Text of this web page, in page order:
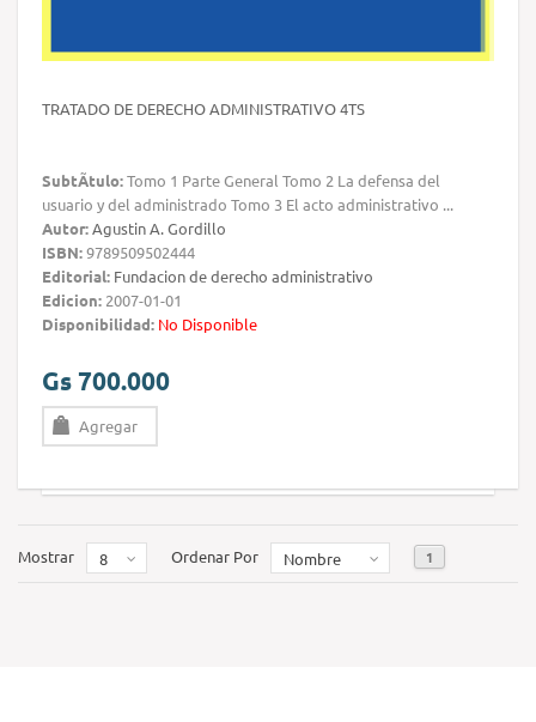
TRATADO DE DERECHO ADMINISTRATIVO 4TS
SubtÃ­tulo:Tomo 1 Parte General Tomo 2 La defensa del
usuario y del administrado Tomo 3 El acto administrativo ...
Autor:Agustin A. Gordillo
ISBN:9789509502444
Editorial: Fundacion de derecho administrativo
Edicion: 2007-01-01
Disponibilidad: No Disponible
Gs 700.000
Agregar
Mostrar 8 Ordenar Por Nombre 1